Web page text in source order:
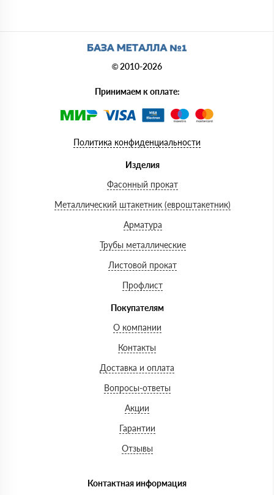
© 2010-2026
Принимаем к оплате:
Политика конфиденциальности
Изделия
Фасонный прокат
Металлический штакетник (евроштакетник)
Арматура
Трубы металлические
Листовой прокат
Профлист
Покупателям
О компании
Контакты
Доставка и оплата
Вопросы-ответы
Акции
Гарантии
Отзывы
Контактная информация